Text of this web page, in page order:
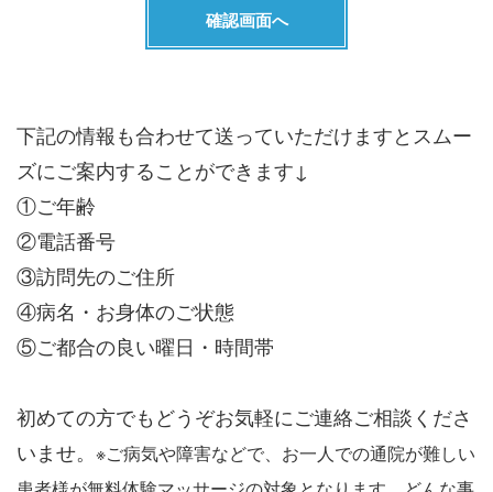
下記の情報も合わせて送っていただけますとスムー
ズにご案内することができます↓
①ご年齢
②電話番号
③訪問先のご住所
④病名・お身体のご状態
⑤ご都合の良い曜日・時間帯
初めての方でもどうぞお気軽にご連絡ご相談くださ
いませ。 ※ご病気や障害などで、お一人での通院が難しい